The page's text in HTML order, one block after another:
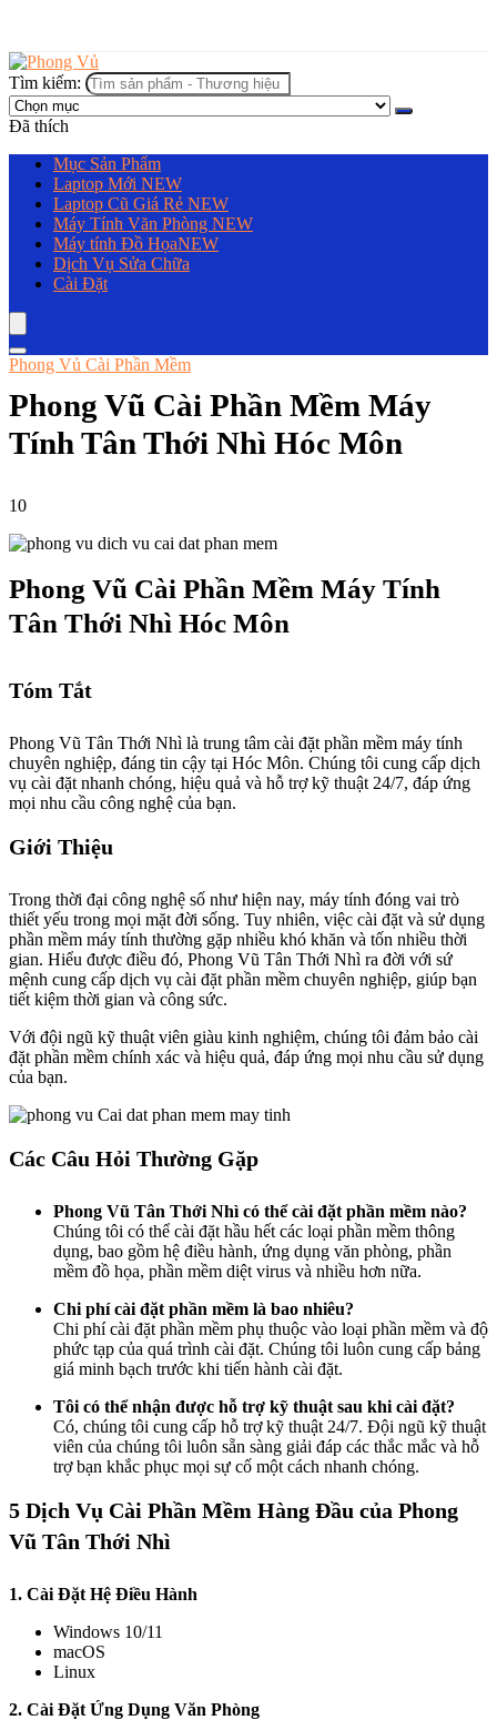
Tìm kiếm:
Đã thích
Mục Sản Phẩm
Laptop Mới NEW
Laptop Cũ Giá Rẻ NEW
Máy Tính Văn Phòng NEW
Máy tính Đồ HọaNEW
Dịch Vụ Sửa Chữa
Cài Đặt
Phong Vủ Cài Phần Mềm
Phong Vũ Cài Phần Mềm Máy
Tính Tân Thới Nhì Hóc Môn
10
Phong Vũ Cài Phần Mềm Máy Tính
Tân Thới Nhì Hóc Môn
Tóm Tắt
Phong Vũ Tân Thới Nhì là trung tâm cài đặt phần mềm máy tính
chuyên nghiệp, đáng tin cậy tại Hóc Môn. Chúng tôi cung cấp dịch
vụ cài đặt nhanh chóng, hiệu quả và hỗ trợ kỹ thuật 24/7, đáp ứng
mọi nhu cầu công nghệ của bạn.
Giới Thiệu
Trong thời đại công nghệ số như hiện nay, máy tính đóng vai trò
thiết yếu trong mọi mặt đời sống. Tuy nhiên, việc cài đặt và sử dụng
phần mềm máy tính thường gặp nhiều khó khăn và tốn nhiều thời
gian. Hiểu được điều đó, Phong Vũ Tân Thới Nhì ra đời với sứ
mệnh cung cấp dịch vụ cài đặt phần mềm chuyên nghiệp, giúp bạn
tiết kiệm thời gian và công sức.
Với đội ngũ kỹ thuật viên giàu kinh nghiệm, chúng tôi đảm bảo cài
đặt phần mềm chính xác và hiệu quả, đáp ứng mọi nhu cầu sử dụng
của bạn.
Các Câu Hỏi Thường Gặp
Phong Vũ Tân Thới Nhì có thể cài đặt phần mềm nào?
Chúng tôi có thể cài đặt hầu hết các loại phần mềm thông
dụng, bao gồm hệ điều hành, ứng dụng văn phòng, phần
mềm đồ họa, phần mềm diệt virus và nhiều hơn nữa.
Chi phí cài đặt phần mềm là bao nhiêu?
Chi phí cài đặt phần mềm phụ thuộc vào loại phần mềm và độ
phức tạp của quá trình cài đặt. Chúng tôi luôn cung cấp bảng
giá minh bạch trước khi tiến hành cài đặt.
Tôi có thể nhận được hỗ trợ kỹ thuật sau khi cài đặt?
Có, chúng tôi cung cấp hỗ trợ kỹ thuật 24/7. Đội ngũ kỹ thuật
viên của chúng tôi luôn sẵn sàng giải đáp các thắc mắc và hỗ
trợ bạn khắc phục mọi sự cố một cách nhanh chóng.
5 Dịch Vụ Cài Phần Mềm Hàng Đầu của Phong
Vũ Tân Thới Nhì
1. Cài Đặt Hệ Điều Hành
Windows 10/11
macOS
Linux
2. Cài Đặt Ứng Dụng Văn Phòng